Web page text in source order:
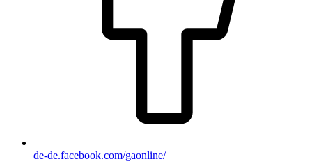
de-de.facebook.com/gaonline/